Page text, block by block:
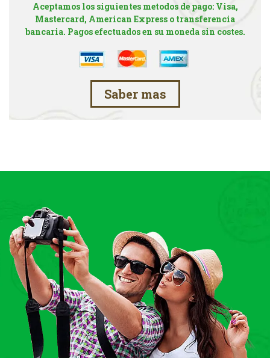
Aceptamos los siguientes metodos de pago: Visa,
Mastercard, American Express o transferencia
bancaria. Pagos efectuados en su moneda sin costes.
Saber mas